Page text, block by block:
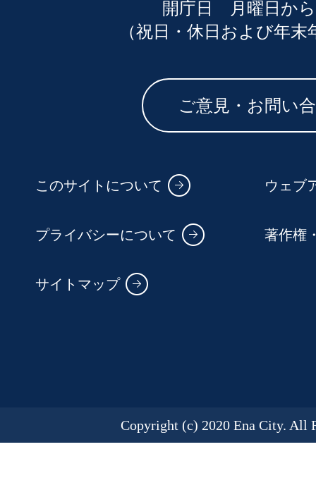
開庁日 月曜日か
（祝日・休日および年
ご意見・お問い
このサイトについて ウェブ
プライバシーについて 著作権
サイトマップ
Copyright (c) 2020 Ena City. All